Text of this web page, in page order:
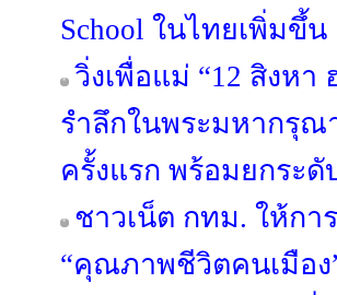
School ในไทยเพิ่มขึ้น
วิ่งเพื่อแม่ “12 สิงหา
รำลึกในพระมหากรุ
ครั้งแรก พร้อมยกระ
ชาวเน็ต กทม. ให้ก
“คุณภาพชีวิตคนเมือง